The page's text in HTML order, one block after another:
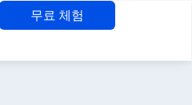
무료 체험